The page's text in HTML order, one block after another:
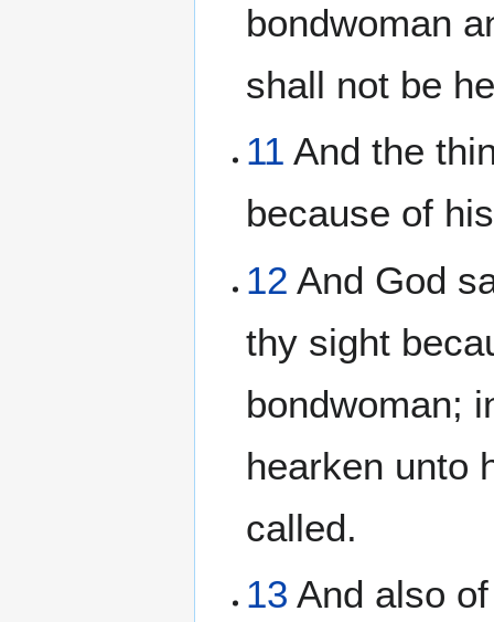
bondwoman
shall not be
11 And the
because of
12 And God
thy sight
bondwoman;
hearken unto
called.
13 And also